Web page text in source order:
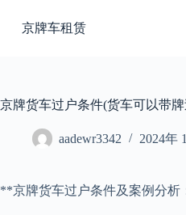
过
京牌车租赁
京牌货车过户条件(货车可以带
aadewr3342 2024年
**京牌货车过户条件及案例分